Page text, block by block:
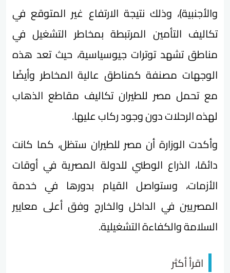
والأجنبية)، وذلك نتيجة الارتفاع غير المتوقع في
تكاليف التأمين المرتبطة بمخاطر التشغيل في
مناطق تشهد توترات جيوسياسية، حيث تعد هذه
الوجهات مصنفة كمناطق عالية المخاطر وأيضًا
مع تحمل مصر للطيران تكاليف مقاطع الذهاب
لهذه الرحلات دون وجود ركاب عليها.
وأكدت الوزارة أن مصر للطيران ستظل، كما كانت
دائمًا، الذراع الوطني للدولة المصرية في أوقات
الأزمات، وستواصل القيام بدورها في خدمة
المصريين في الداخل والخارج وفق أعلى معايير
السلامة والكفاءة التشغيلية.
اقرأ أكثر